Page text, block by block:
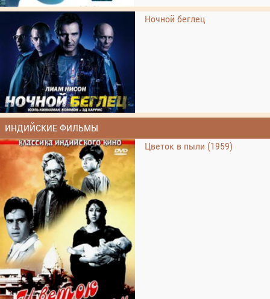
Ночной беглец
ИНДИЙСКИЕ ФИЛЬМЫ
Цветок в пыли (1959)